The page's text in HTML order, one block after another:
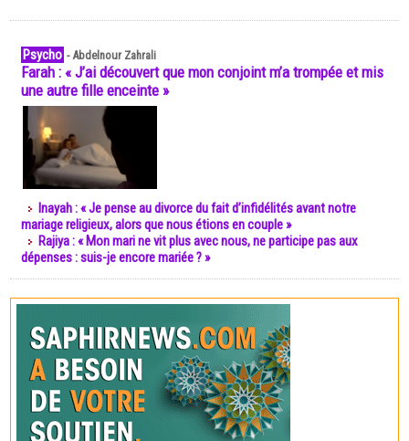
Psycho -Abdelnour Zahrali
Farah : « J’ai découvert que mon conjoint m’a trompée et mis
une autre fille enceinte »
Inayah : « Je pense au divorce du fait d’infidélités avant notre
mariage religieux, alors que nous étions en couple »
Rajiya : « Mon mari ne vit plus avec nous, ne participe pas aux
dépenses : suis-je encore mariée ? »